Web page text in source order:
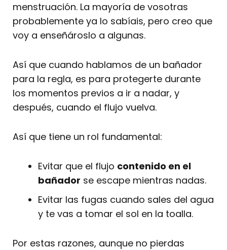
menstruación. La mayoría de vosotras
probablemente ya lo sabíais, pero creo que
voy a enseñároslo a algunas.
Así que cuando hablamos de un bañador
para la regla, es para protegerte durante
los momentos previos a ir a nadar, y
después, cuando el flujo vuelva.
Así que tiene un rol fundamental:
Evitar que el flujo contenido en el
bañador se escape mientras nadas.
Evitar las fugas cuando sales del agua
y te vas a tomar el sol en la toalla.
Por estas razones, aunque no pierdas